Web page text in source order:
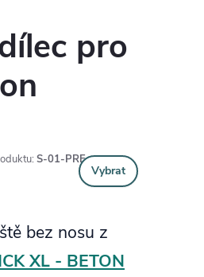
pro
S-01-PRE
Vybrat
bez nosu z
XL - BETON